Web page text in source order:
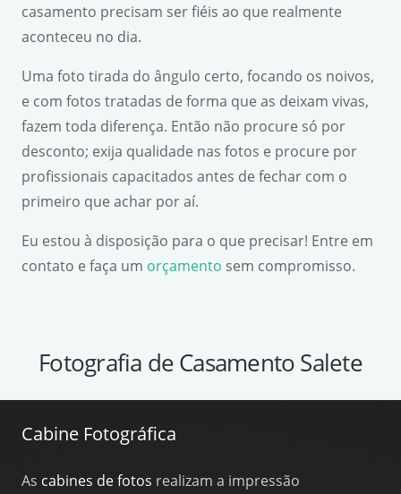
casamento precisam ser fiéis ao que realmente
aconteceu no dia.
Uma foto tirada do ângulo certo, focando os noivos,
e com fotos tratadas de forma que as deixam vivas,
fazem toda diferença. Então não procure só por
desconto; exija qualidade nas fotos e procure por
profissionais capacitados antes de fechar com o
primeiro que achar por aí.
Eu estou à disposição para o que precisar! Entre em
contato e faça um orçamento sem compromisso.
Fotografia de Casamento Salete
Cabine Fotográfica
As cabines de fotos realizam a impressão